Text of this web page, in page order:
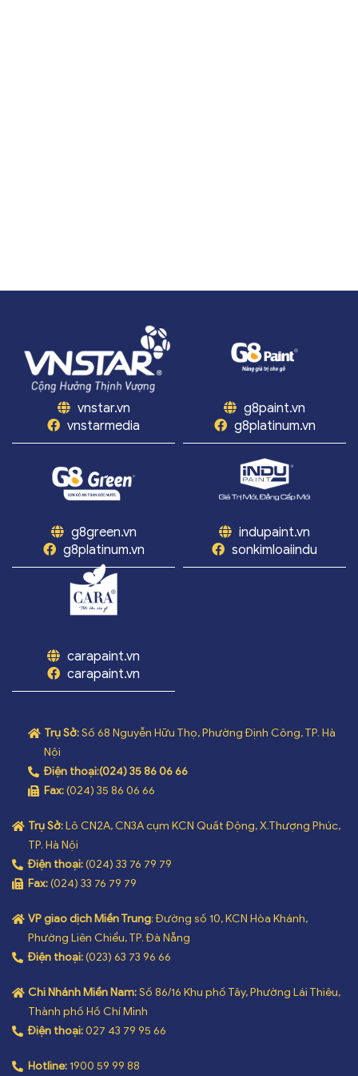
vnstar.vn
vnstarmedia
g8paint.vn
g8platinum.vn
g8green.vn
g8platinum.vn
indupaint.vn
sonkimloaiindu
carapaint.vn
carapaint.vn
Trụ Sở:Số 68 Nguyễn Hữu Thọ, Phường Định Công, TP. Hà
Nội
Điện thoại:(024) 35 86 06 66
Fax:(024) 35 86 06 66
Trụ Sở:Lô CN2A, CN3A cụm KCN Quất Động, X.Thượng Phúc,
TP. Hà Nội
Điện thoại:(024) 33 76 79 79
Fax:(024) 33 76 79 79
VP giao dịch Miền Trung: Đường số 10, KCN Hòa Khánh,
Phường Liên Chiểu, TP. Đà Nẵng
Điện thoại:(023) 63 73 96 66
Chi Nhánh Miền Nam:Số 86/16 Khu phố Tây, Phường Lái Thiêu,
Thành phố Hồ Chí Minh
Điện thoại:027 43 79 95 66
Hotline:1900 59 99 88